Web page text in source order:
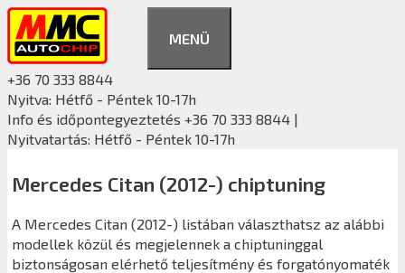
Kilépés
tartalomba
MENÜ
+36 70 333 8844
Nyitva: Hétfő - Péntek 10-17h
Info és időpontegyeztetés +36 70 333 8844 |
Nyitvatartás: Hétfő - Péntek 10-17h
Mercedes Citan (2012-) chiptuning
A Mercedes Citan (2012-) listában választhatsz az alábbi
modellek közül és megjelennek a chiptuninggal
biztonságosan elérhető teljesítmény és forgatónyomaték